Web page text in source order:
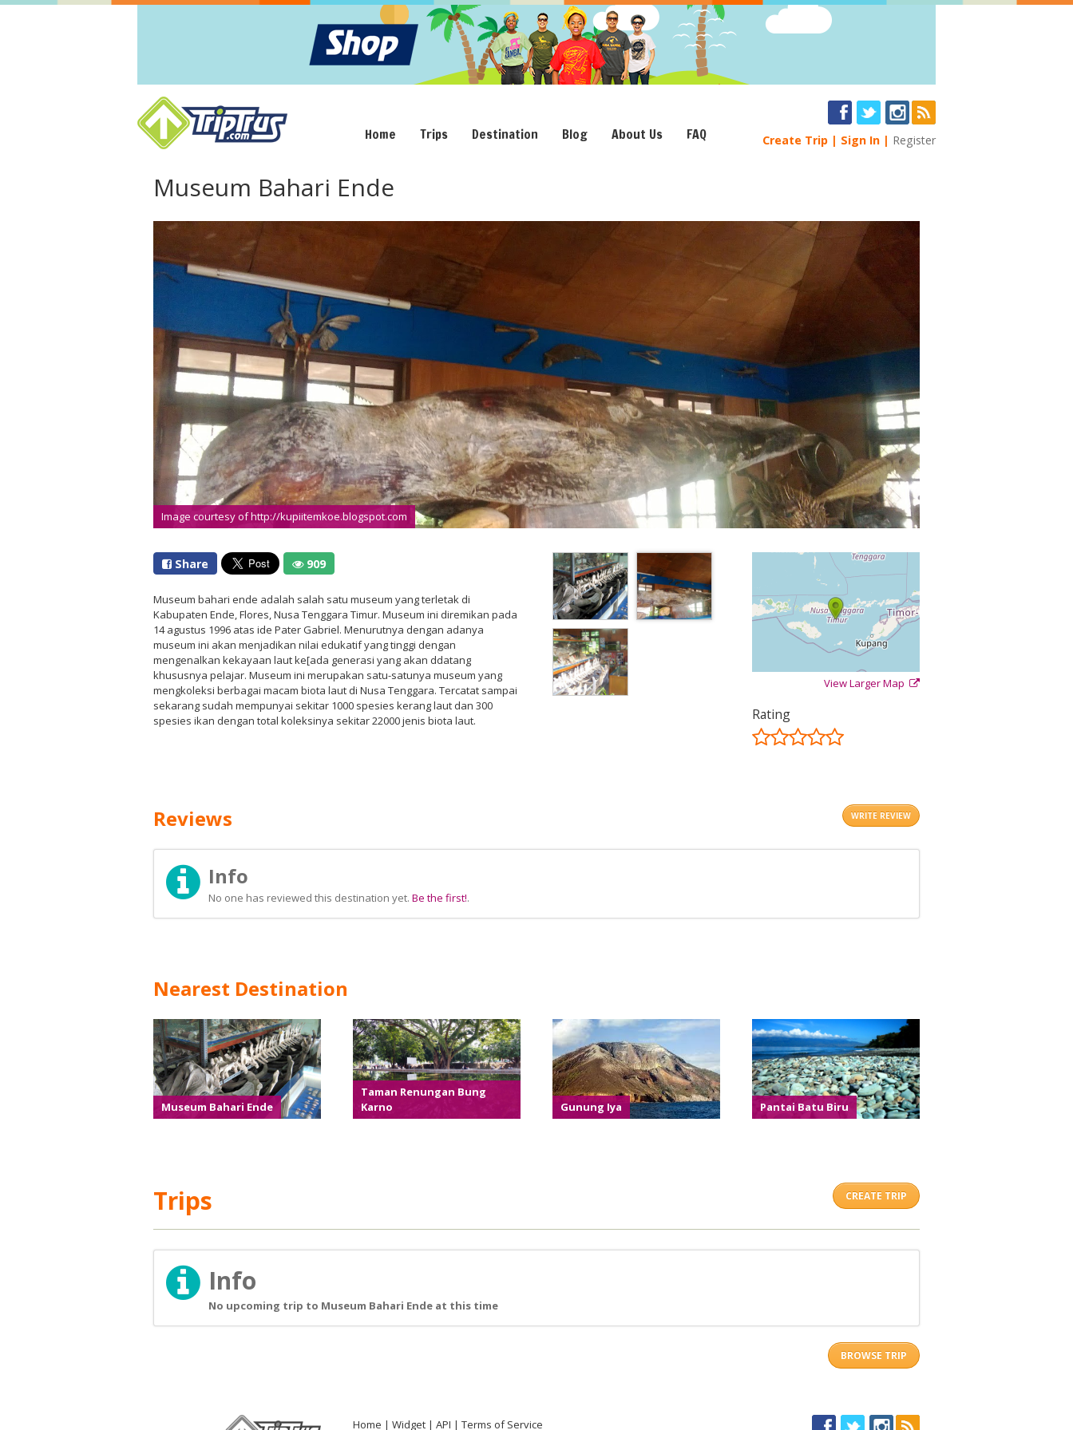
Home Trips Destination Blog About Us FAQ Create Trip Sign In Register
Museum Bahari Ende
Image courtesy of http://kupiitemkoe.blogspot.com
Share 909
Museum bahari ende adalah salah satu museum yang terletak di
Kabupaten Ende, Flores, Nusa Tenggara Timur. Museum ini diremikan pada
14 agustus 1996 atas ide Pater Gabriel. Menurutnya dengan adanya
museum ini akan menjadikan nilai edukatif yang tinggi dengan
mengenalkan kekayaan laut ke[ada generasi yang akan ddatang
khususnya pelajar. Museum ini merupakan satu-satunya museum yang
mengkoleksi berbagai macam biota laut di Nusa Tenggara. Tercatat sampai
sekarang sudah mempunyai sekitar 1000 spesies kerang laut dan 300
spesies ikan dengan total koleksinya sekitar 22000 jenis biota laut.
View Larger Map
Rating
WRITE REVIEW
Reviews
Info
No one has reviewed this destination yet. Be the first!.
Nearest Destination
Museum Bahari Ende
Taman Renungan Bung
Karno
Gunung Iya Pantai Batu Biru
Trips CREATE TRIP
Info
No upcoming trip to Museum Bahari Ende at this time
BROWSE TRIP
Home Widget API Terms of Service